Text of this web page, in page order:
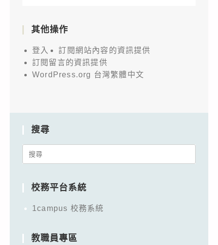
其他操作
登入
訂閱網站內容的資訊提供
訂閱留言的資訊提供
WordPress.org 台灣繁體中文
搜尋
Search
校務平台系統
1campus 校務系統
教職員專區